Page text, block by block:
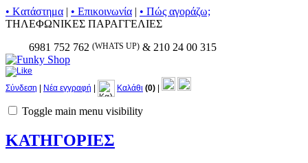
• Kατάστημα | • Επικοινωνία | • Πώς αγοράζω;
ΤΗΛΕΦΩΝΙΚΕΣ ΠΑΡΑΓΓΕΛΙΕΣ
6981 752 762 (WHATS UP) & 210 24 00 315
Σύνδεση Νέα εγγραφή Καλάθι (0)
Toggle main menu visibility
ΚΑΤΗΓΟΡΙΕΣ